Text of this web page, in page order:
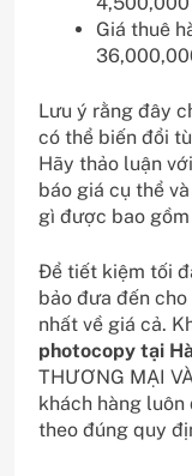
Giá thuê
Lưu ý rằng đây
có thể biến đổi
Hãy thảo luận
báo giá cụ thể
gì được bao
Để tiết kiệm tối
bảo đưa đến
nhất về giá cả.
photocopy tại
THƯƠNG MẠI
khách hàng
theo đúng quy